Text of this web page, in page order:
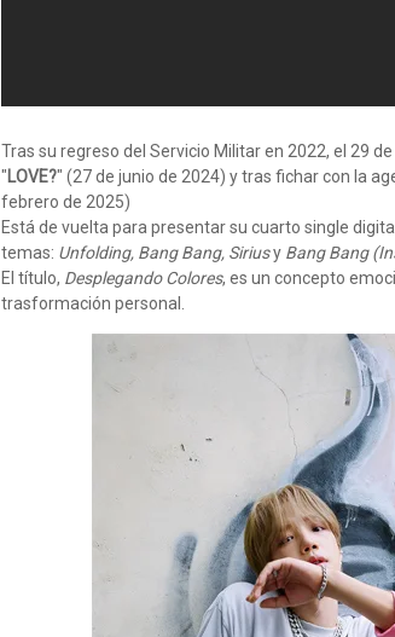
Tras su regreso del Servicio Militar en 2022, el 29
"LOVE?" (27 de junio de 2024) y tras fichar con la
febrero de 2025)
Está de vuelta para presentar su cuarto single
temas: Unfolding, Bang Bang, Siriusy Bang Bang
El título, Desplegando Colores, es un concepto
trasformación personal.